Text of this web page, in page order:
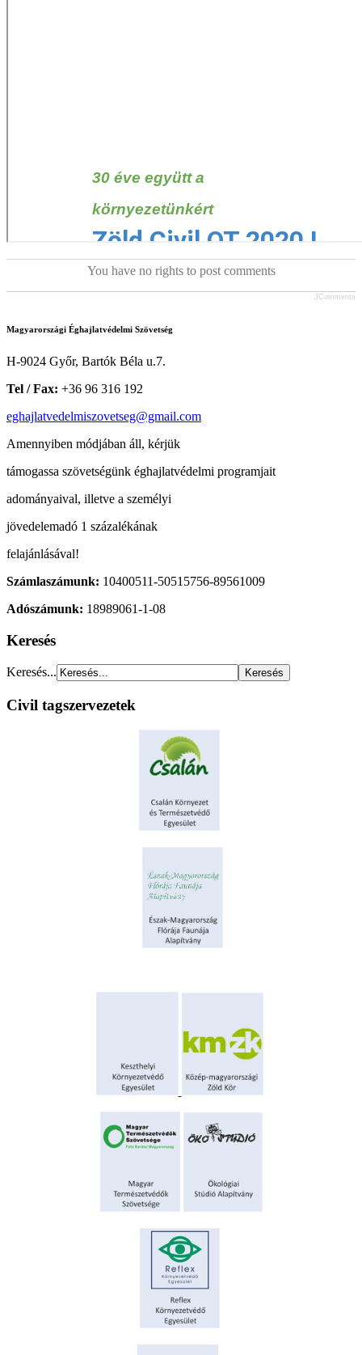
You have no rights to post comments
JComments
Magyarországi Éghajlatvédelmi Szövetség
H-9024 Győr, Bartók Béla u.7.
Tel / Fax: +36 96 316 192
eghajlatvedelmiszovetseg@gmail.com
Amennyiben módjában áll, kérjük
támogassa szövetségünk éghajlatvédelmi programjait
adományaival, illetve a személyi
jövedelemadó 1 százalékának
felajánlásával!
Számlaszámunk: 10400511-50515756-89561009
Adószámunk: 18989061-1-08
Keresés
Keresés...
Civil tagszervezetek